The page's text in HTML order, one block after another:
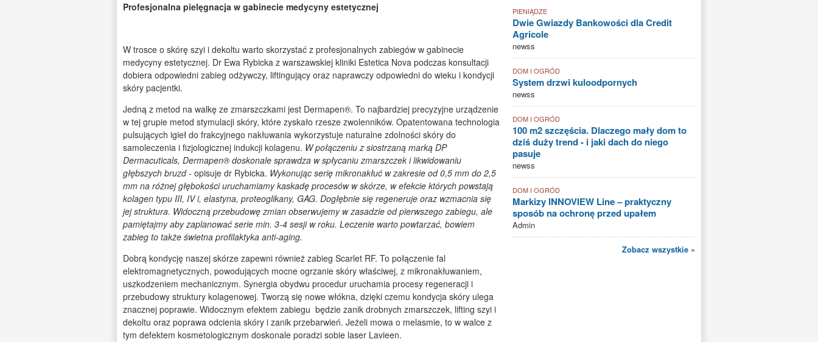
Profesjonalna pielęgnacja w gabinecie medycyny estetycznej
W trosce o skórę szyi i dekoltu warto skorzystać z profesjonalnych zabiegów w gabinecie
medycyny estetycznej. Dr Ewa Rybicka z warszawskiej kliniki Estetica Nova podczas konsultacji
dobiera odpowiedni zabieg odżywczy, liftingujący oraz naprawczy odpowiedni do wieku i kondycji
skóry pacjentki.
Jedną z metod na walkę ze zmarszczkami jest Dermapen®. To najbardziej precyzyjne urządzenie
w tej grupie metod stymulacji skóry, które zyskało rzesze zwolenników. Opatentowana technologia
pulsujących igieł do frakcyjnego nakłuwania wykorzystuje naturalne zdolności skóry do
samoleczenia i fizjologicznej indukcji kolagenu. W połączeniu z siostrzaną marką DP
Dermacuticals, Dermapen® doskonale sprawdza w spłycaniu zmarszczek i likwidowaniu
głębszych bruzd - opisuje dr Rybicka. Wykonując serię mikronakłuć w zakresie od 0,5 mm do 2,5
mm na różnej głębokości uruchamiamy kaskadę procesów w skórze, w efekcie których powstają
kolagen typu III, IV i, elastyna, proteoglikany, GAG. Dogłębnie się regeneruje oraz wzmacnia się
jej struktura. Widoczną przebudowę zmian obserwujemy w zasadzie od pierwszego zabiegu, ale
pamiętajmy aby zaplanować serie min. 3-4 sesji w roku. Leczenie warto powtarzać, bowiem
zabieg to także świetna profilaktyka anti-aging.
Dobrą kondycję naszej skórze zapewni również zabieg Scarlet RF. To połączenie fal
elektromagnetycznych, powodujących mocne ogrzanie skóry właściwej, z mikronakłuwaniem,
uszkodzeniem mechanicznym. Synergia obydwu procedur uruchamia procesy regeneracji i
przebudowy struktury kolagenowej. Tworzą się nowe włókna, dzięki czemu kondycja skóry ulega
znacznej poprawie. Widocznym efektem zabiegu będzie zanik drobnych zmarszczek, lifting szyi i
dekoltu oraz poprawa odcienia skóry i zanik przebarwień. Jeżeli mowa o melasmie, to w walce z
tym defektem kosmetologicznym doskonale poradzi sobie laser Lavieen.
PIENIĄDZE
Dwie Gwiazdy Bankowości dla Credit
Agricole
newss
DOM I OGRÓD
System drzwi kuloodpornych
newss
DOM I OGRÓD
100 m2 szczęścia. Dlaczego mały dom to
dziś duży trend - i jaki dach do niego
pasuje
newss
DOM I OGRÓD
Markizy INNOVIEW Line – praktyczny
sposób na ochronę przed upałem
Admin
Zobacz wszystkie »